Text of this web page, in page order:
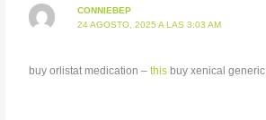
CONNIEBEP
24 AGOSTO, 2025 A LAS 3:03 AM
buy orlistat medication – thisbuy xenical generic